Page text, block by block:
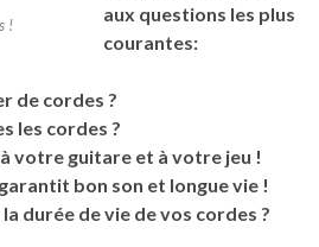
!
aux questions les plus
courantes:
de cordes ?
les cordes ?
votre guitare et à votre jeu !
bon son et longue vie !
durée de vie de vos cordes ?